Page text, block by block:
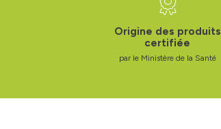
Origine des produits
certifiée
par le Ministère de la Santé